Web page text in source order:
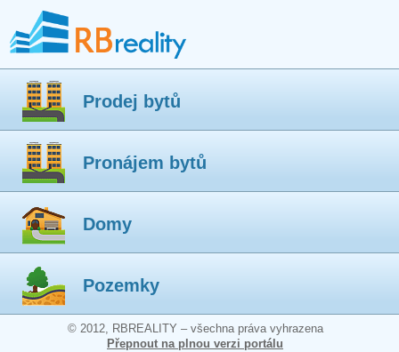
Prodej bytů
Pronájem bytů
Domy
Pozemky
© 2012, RBREALITY – všechna práva vyhrazena
Přepnout na plnou verzi portálu